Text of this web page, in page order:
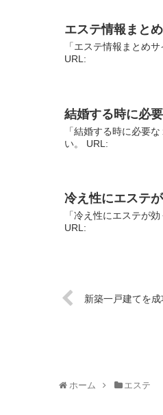
エステ情報まと
「エステ情報まとめ
URL:
結婚する時に必
「結婚する時に必要
い。 URL:
冷え性にエステ
「冷え性にエステが
URL:
新築一戸建てを
ホーム エステ